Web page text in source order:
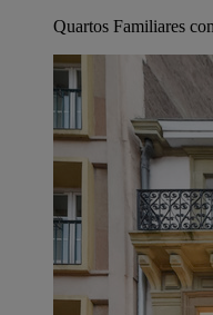
Quartos Familiares